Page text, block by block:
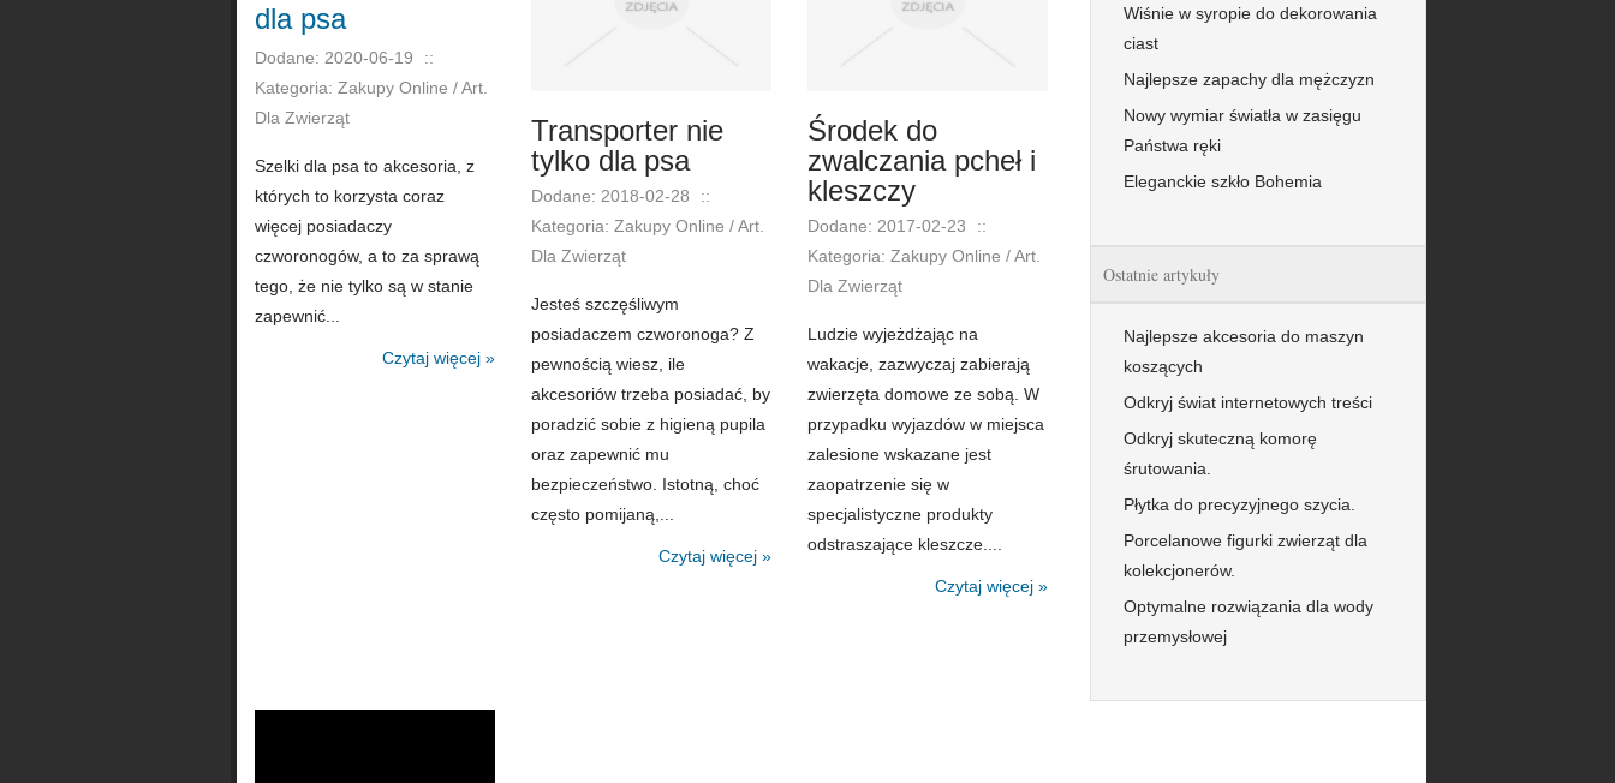
dla psa
Dodane: 2020-06-19
::
Kategoria: Zakupy Online / Art.
Dla Zwierząt
Szelki dla psa to akcesoria, z
których to korzysta coraz
więcej posiadaczy
czworonogów, a to za sprawą
tego, że nie tylko są w stanie
zapewnić...
Czytaj więcej »
Transporter nie
tylko dla psa
Dodane: 2018-02-28
::
Kategoria: Zakupy Online / Art.
Dla Zwierząt
Jesteś szczęśliwym
posiadaczem czworonoga? Z
pewnością wiesz, ile
akcesoriów trzeba posiadać, by
poradzić sobie z higieną pupila
oraz zapewnić mu
bezpieczeństwo. Istotną, choć
często pomijaną,...
Czytaj więcej »
Środek do
zwalczania pcheł i
kleszczy
Dodane: 2017-02-23
::
Kategoria: Zakupy Online / Art.
Dla Zwierząt
Ludzie wyjeżdżając na
wakacje, zazwyczaj zabierają
zwierzęta domowe ze sobą. W
przypadku wyjazdów w miejsca
zalesione wskazane jest
zaopatrzenie się w
specjalistyczne produkty
odstraszające kleszcze....
Czytaj więcej »
Wiśnie w syropie do dekorowania
ciast
Najlepsze zapachy dla mężczyzn
Nowy wymiar światła w zasięgu
Państwa ręki
Eleganckie szkło Bohemia
Ostatnie artykuły
Najlepsze akcesoria do maszyn
koszących
Odkryj świat internetowych treści
Odkryj skuteczną komorę
śrutowania.
Płytka do precyzyjnego szycia.
Porcelanowe figurki zwierząt dla
kolekcjonerów.
Optymalne rozwiązania dla wody
przemysłowej